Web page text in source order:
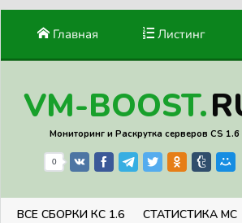
Главная Листинг
VM-BOOST.
Мониторинг и Раскрутка серверов CS 1.6
0
ВСЕ СБОРКИ КС 1.6 СТАТИСТИКА МС